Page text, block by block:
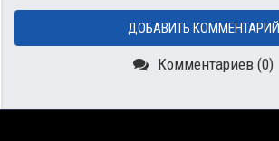
ДОБАВИТЬ КОММЕНТАРИЙ
Комментариев (0)